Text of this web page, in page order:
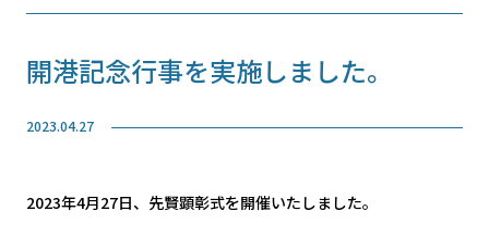
開港記念行事を実施しました。
2023.04.27
2023年4月27日、先賢顕彰式を開催いたしました。